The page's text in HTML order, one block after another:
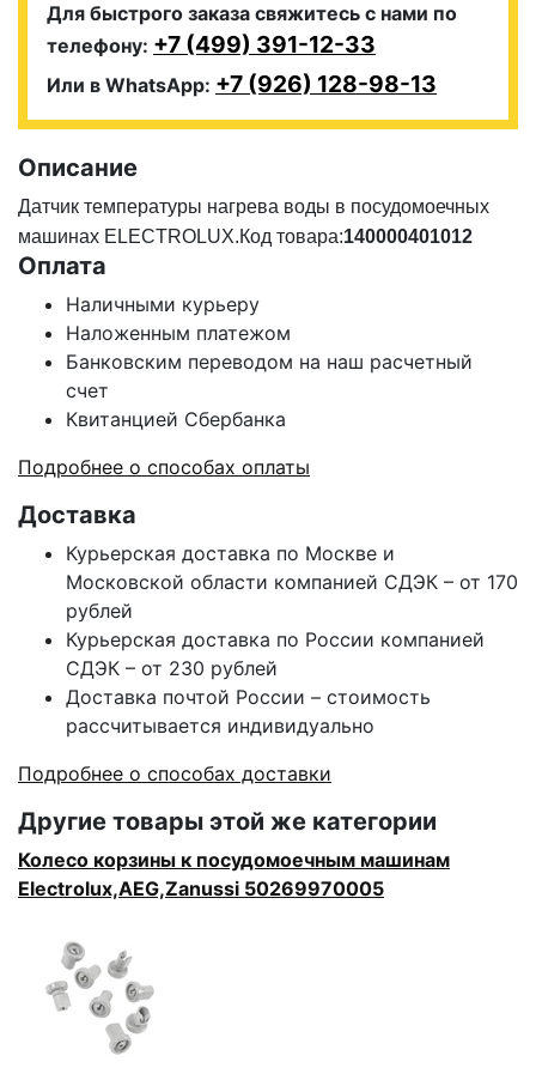
Для быстрого заказа свяжитесь с нами по
телефону: +7 (499) 391-12-33
Или в WhatsApp: +7 (926) 128-98-13
Описание
Датчик температуры нагрева воды в посудомоечных
машинах ELECTROLUX.Код товара:140000401012
Оплата
Наличными курьеру
Наложенным платежом
Банковским переводом на наш расчетный
счет
Квитанцией Сбербанка
Подробнее о способах оплаты
Доставка
Курьерская доставка по Москве и
Московской области компанией СДЭК – от 170
рублей
Курьерская доставка по России компанией
СДЭК – от 230 рублей
Доставка почтой России – стоимость
рассчитывается индивидуально
Подробнее о способах доставки
Другие товары этой же категории
Колесо корзины к посудомоечным машинам
Electrolux,AEG,Zanussi 50269970005